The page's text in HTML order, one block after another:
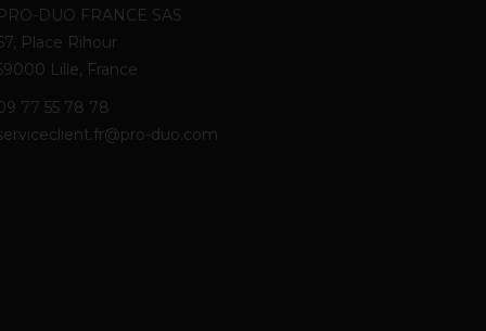
DUO FRANCE SAS
Place Rihour
Lille, France
77 55 78 78
duo.com